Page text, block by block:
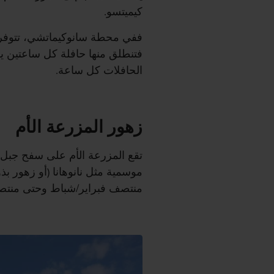
كيميتسو.
ففي محطة سانوكيماتشي،
فتنطلق منها حافلة كل ساعتين
الحافلات كل ساعة.
زهور المزرعة الأم
تقع المزرعة الأم على سفح
موسمية مثل نانوهانا (أو زهور
منتصف فبراير/شباط وحتى